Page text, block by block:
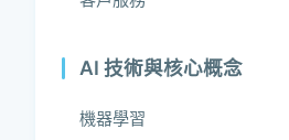
AI 技術與核心概念
機器學習